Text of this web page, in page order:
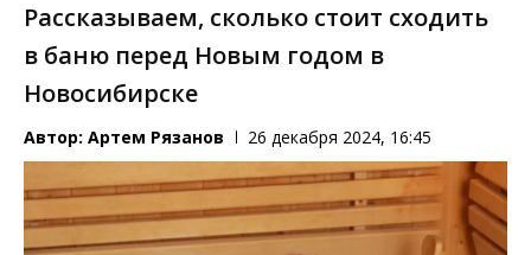
Рассказываем, сколько стоит сходить
в баню перед Новым годом в
Новосибирске
Автор: Артем Рязанов 26 декабря 2024, 16:45